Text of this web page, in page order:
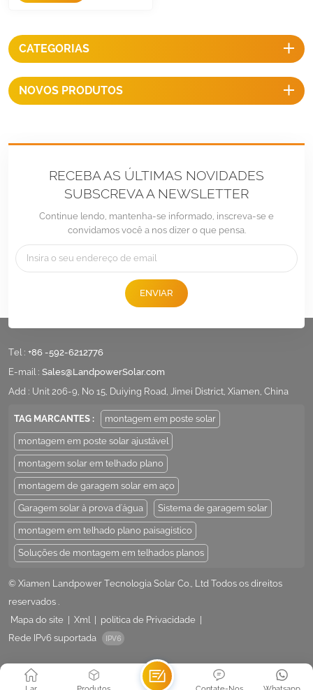
inversor para instalação do
telhado e de instalação no
solo, para um lado único,
dupla laterais etc.
CATEGORIAS
NOVOS PRODUTOS
RECEBA AS ÚLTIMAS NOVIDADES
SUBSCREVA A NEWSLETTER
Continue lendo, mantenha-se informado, inscreva-se e
convidamos você a nos dizer o que pensa.
ENVIAR
Tel : +86 -592-6212776
E-mail : Sales@LandpowerSolar.com
Add : Unit 206-9, No 15, Duiying Road, Jimei District, Xiamen, China
TAG MARCANTES : montagem em poste solar
montagem em poste solar ajustável
montagem solar em telhado plano
montagem de garagem solar em aço
Garagem solar à prova d'água Sistema de garagem solar
montagem em telhado plano paisagístico
Soluções de montagem em telhados planos
© Xiamen Landpower Tecnologia Solar Co., Ltd Todos os direitos
reservados .
Mapa do site
Xml política de Privacidade
Rede IPv6 suportada